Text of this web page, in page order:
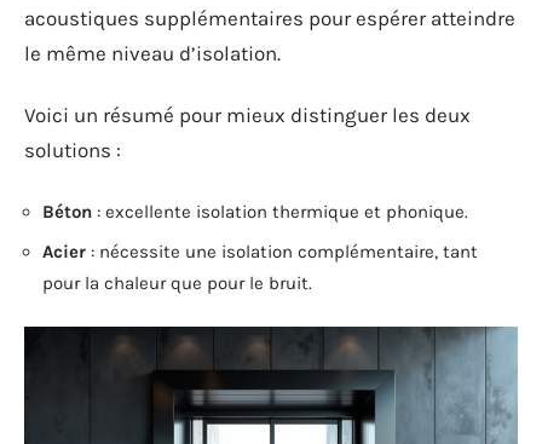
acoustiques supplémentaires pour espérer atteindre
le même niveau d’isolation.
Voici un résumé pour mieux distinguer les deux
solutions :
Béton : excellente isolation thermique et phonique.
Acier : nécessite une isolation complémentaire, tant
pour la chaleur que pour le bruit.